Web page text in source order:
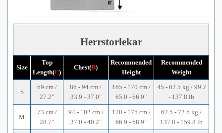
Herrstorlekar
Size
Top
Length(C)
Chest(B)
Recommended
Height
Recommended
Weight
S
69 cm /
27.2"
86 - 94 cm /
33.9 - 37.0"
165 - 170 cm /
65.0 - 66.9"
45 - 62.5 kg / 99.2
- 137.8 lb
M
73 cm /
28.7"
94 - 102 cm /
37.0 - 40.2"
170 - 175 cm /
66.9 - 68.9"
62.5 - 72.5 kg /
137.8 - 159.8 lb